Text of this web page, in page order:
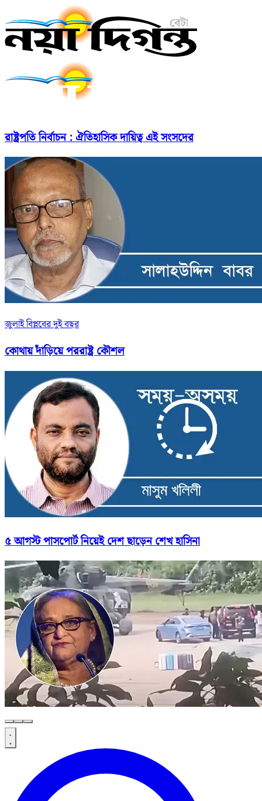
রাষ্ট্রপতি নির্বাচন : ঐতিহাসিক দায়িত্ব এই সংসদের
জুলাই বিপ্লবের দুই বছর
কোথায় দাঁড়িয়ে পররাষ্ট্র কৌশল
৫ আগস্ট পাসপোর্ট নিয়েই দেশ ছাড়েন শেখ হাসিনা